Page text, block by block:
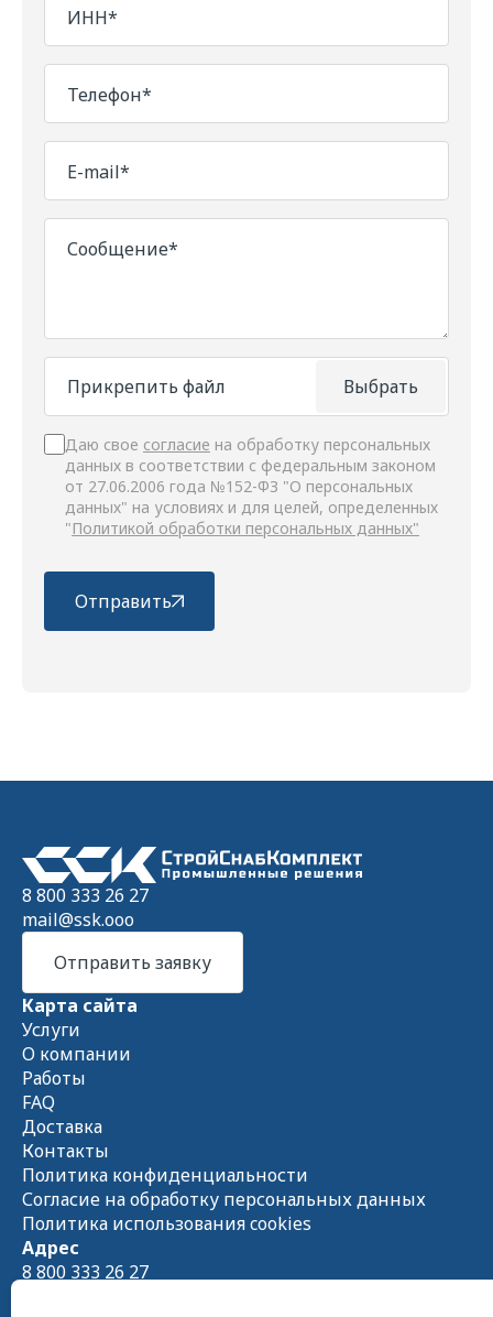
ИНН*
Телефон*
E-mail*
Сообщение*
Выбрать
Прикрепить файл
Даю свое согласие на обработку персональных
данных в соответствии с федеральным законом
от 27.06.2006 года №152-ФЗ "О персональных
данных" на условиях и для целей, определенных
"Политикой обработки персональных данных"
Отправить
8 800 333 26 27
mail@ssk.ooo
Отправить заявку
Карта сайта
Услуги
О компании
Работы
FAQ
Доставка
Контакты
Политика конфиденциальности
Согласие на обработку персональных данных
Политика использования cookies
Адрес
8 800 333 26 27